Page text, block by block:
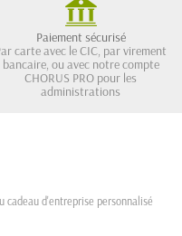
Paiement sécurisé
carte avec le CIC, par virement
bancaire, ou avec notre compte
CHORUS PRO pour les
administrations
d'entreprise personnalisé